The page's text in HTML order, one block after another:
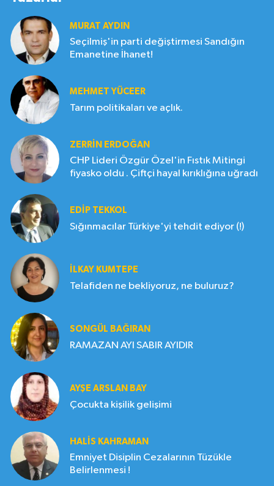
MURAT AYDIN
Seçilmiş'in parti değiştirmesi Sandığın
Emanetine İhanet!
MEHMET YÜCEER
Tarım politikaları ve açlık.
ZERRIN ERDOĞAN
CHP Lideri Özgür Özel'in Fıstık Mitingi
fiyasko oldu . Çiftçi hayal kırıklığına uğradı
EDIP TEKKOL
Sığınmacılar Türkiye'yi tehdit ediyor (!)
İLKAY KUMTEPE
Telafiden ne bekliyoruz, ne buluruz?
SONGÜL BAĞIRAN
RAMAZAN AYI SABIR AYIDIR
AYŞE ARSLAN BAY
Çocukta kişilik gelişimi
HALIS KAHRAMAN
Emniyet Disiplin Cezalarının Tüzükle
Belirlenmesi !